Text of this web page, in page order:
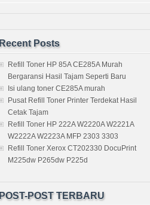
Recent Posts
Refill Toner HP 85A CE285A Murah
Bergaransi Hasil Tajam Seperti Baru
Isi ulang toner CE285A murah
Pusat Refill Toner Printer Terdekat Hasil
Cetak Tajam
Refill Toner HP 222A W2220A W2221A
W2222A W2223A MFP 2303 3303
Refill Toner Xerox CT202330 DocuPrint
M225dw P265dw P225d
POST-POST TERBARU